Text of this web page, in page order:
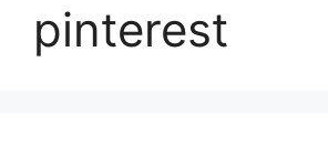
pinterest